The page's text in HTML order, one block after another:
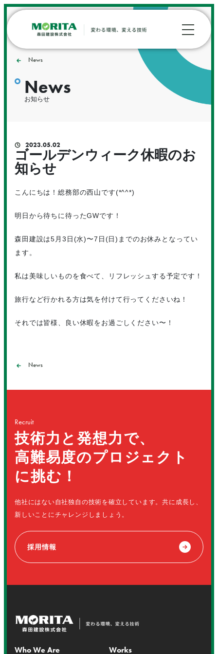
News
News
お知らせ
2023.05.02
ゴールデンウィーク休暇のお
知らせ
こんにちは！総務部の西山です(*^^*)
明日から待ちに待ったGWです！
森田建設は5月3日(水)〜7日(日)までのお休みとなってい
ます。
私は美味しいものを食べて、リフレッシュする予定です！
旅行など行かれる方は気を付けて行ってくださいね！
それでは皆様、良い休暇をお過ごしください〜！
News
Recruit
技術力と発想力で、
高難易度のプロジェクト
に挑む！
他社にはない自社独自の技術を確立しています。共に成長し、
新しいことにチャレンジしましょう。
採用情報
Who We Are Works